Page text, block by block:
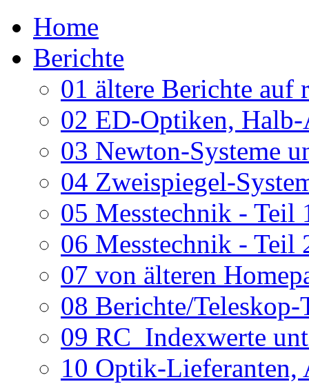
Home
Berichte
01 ältere Berichte auf
02 ED-Optiken, Halb-
03 Newton-Systeme
04 Zweispiegel-
05 Messtechnik - Teil
06 Messtechnik - Teil
07 von älteren
08 Berichte/
09 RC_Indexwerte
10 Optik-Lieferanten,